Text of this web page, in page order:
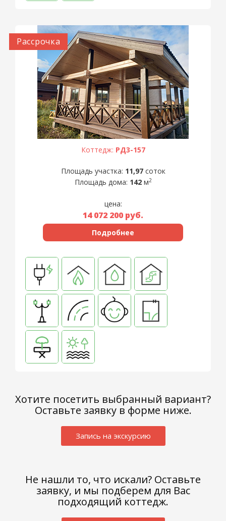
Рассрочка
Коттедж: РД3-157
Площадь участка: 11,97соток
Площадь дома: 142м2
цена:
14 072 200 руб.
Подробнее
Яковлево,
Хотите посетить выбранный вариант?
Оставьте заявку в форме ниже.
Запись на экскурсию
Не нашли то, что искали? Оставьте
заявку, и мы подберем для Вас
подходящий коттедж.